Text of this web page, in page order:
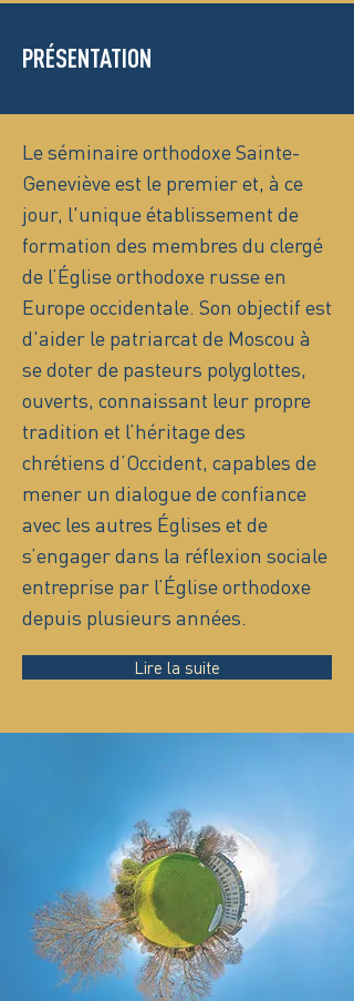
PRÉSENTATION
Le séminaire orthodoxe Sainte-
Geneviève est le premier et, à ce
jour, l'unique établissement de
formation des membres du clergé
de l’Église orthodoxe russe en
Europe occidentale. Son objectif est
d'aider le patriarcat de Moscou à
se doter de pasteurs polyglottes,
ouverts, connaissant leur propre
tradition et l’héritage des
chrétiens d’Occident, capables de
mener un dialogue de confiance
avec les autres Églises et de
s’engager dans la réflexion sociale
entreprise par l’Église orthodoxe
depuis plusieurs années.
Lire la suite